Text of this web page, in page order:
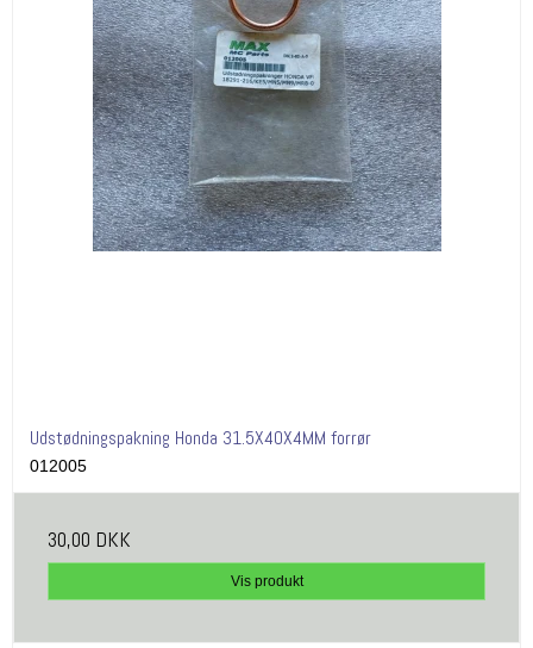
Udstødningspakning Honda 31.5X40X4MM forrør
012005
30,00 DKK
Vis produkt